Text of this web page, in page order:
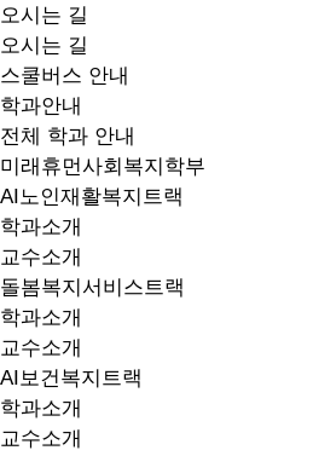
오시는 길
오시는 길
스쿨버스 안내
학과안내
전체 학과 안내
미래휴먼사회복지학부
AI노인재활복지트랙
학과소개
교수소개
돌봄복지서비스트랙
학과소개
교수소개
AI보건복지트랙
학과소개
교수소개